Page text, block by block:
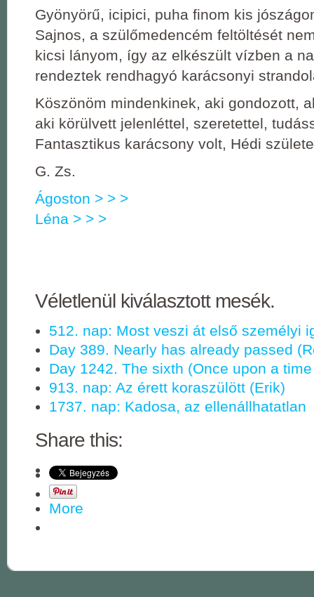
Gyönyörű, icipici, puha finom kis
Sajnos, a szülőmedencém feltöltését
kicsi lányom, így az elkészült vízben a
rendeztek rendhagyó karácsonyi
Köszönöm mindenkinek, aki gondozott,
aki körülvett jelenléttel, szeretettel,
Fantasztikus karácsony volt, Hédi
G. Zs.
Ágoston > > >
Léna > > >
Véletlenül kiválasztott mesék.
512. nap: Most veszi át első személyi
Day 389. Nearly has already passed
Day 1242. The sixth (Once upon a
913. nap: Az érett koraszülött (Erik)
1737. nap: Kadosa, az ellenállhatatlan
Share this:
More